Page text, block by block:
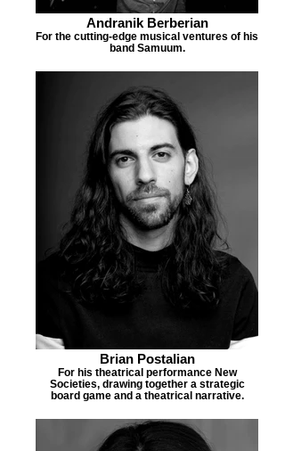
Andranik Berberian
For the cutting-edge musical ventures of his
band Samuum.
Brian Postalian
For his theatrical performance New
Societies, drawing together a strategic
board game and a theatrical narrative.